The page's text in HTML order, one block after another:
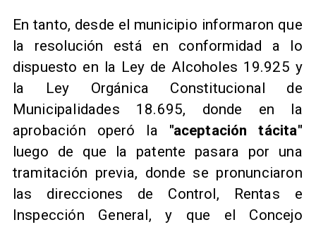
En tanto, desde el municipio informaron que
la resolución está en conformidad a lo
dispuesto en la Ley de Alcoholes 19.925 y
la Ley Orgánica Constitucional de
Municipalidades 18.695, donde en la
aprobación operó la "aceptación tácita"
luego de que la patente pasara por una
tramitación previa, donde se pronunciaron
las direcciones de Control, Rentas e
Inspección General, y que el Concejo